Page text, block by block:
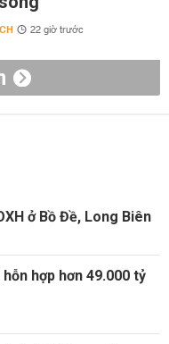
22 giờ trước
ở Bồ Đề, Long Biên
hợp hơn 49.000 tỷ